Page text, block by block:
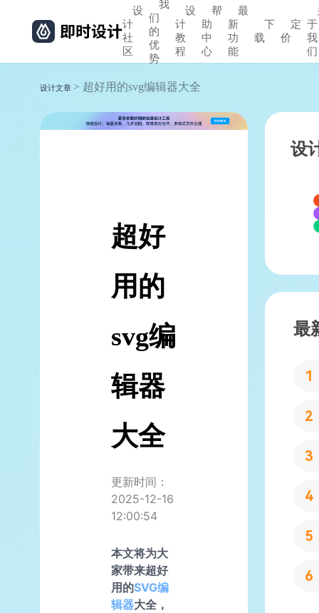
设
计
社
区
我
们
的
优
势
设
计
教
程
帮
助
中
心
最
新
功
能
下
载
定
价
于
我
们
设计文章 > 超好用的svg编辑器大全
超好
用的
svg编
辑器
大全
更新时间：
2025-12-16
12:00:54
本文将为大
家带来超好
用的SVG编
辑器大全，
设
最